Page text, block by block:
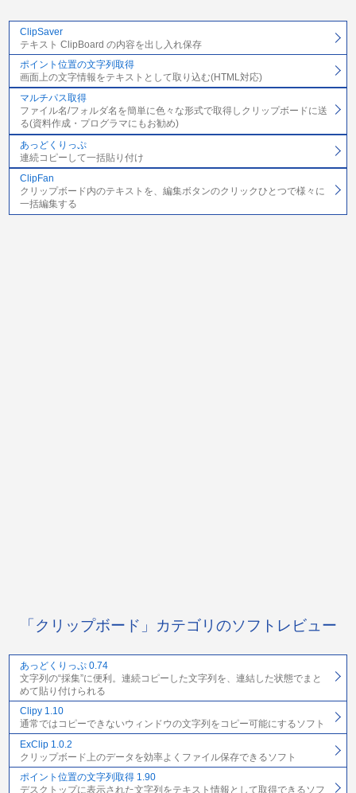
ClipSaver
テキスト ClipBoard の内容を出し入れ保存
ポイント位置の文字列取得
画面上の文字情報をテキストとして取り込む(HTML対応)
マルチパス取得
ファイル名/フォルダ名を簡単に色々な形式で取得しクリップボードに送
る(資料作成・プログラマにもお勧め)
あっどくりっぷ
連続コピーして一括貼り付け
ClipFan
クリップボード内のテキストを、編集ボタンのクリックひとつで様々に
一括編集する
「クリップボード」カテゴリのソフトレビュー
あっどくりっぷ 0.74
文字列の“採集”に便利。連続コピーした文字列を、連結した状態でまと
めて貼り付けられる
Clipy 1.10
通常ではコピーできないウィンドウの文字列をコピー可能にするソフト
ExClip 1.0.2
クリップボード上のデータを効率よくファイル保存できるソフト
ポイント位置の文字列取得 1.90
デスクトップに表示された文字列をテキスト情報として取得できるソフ